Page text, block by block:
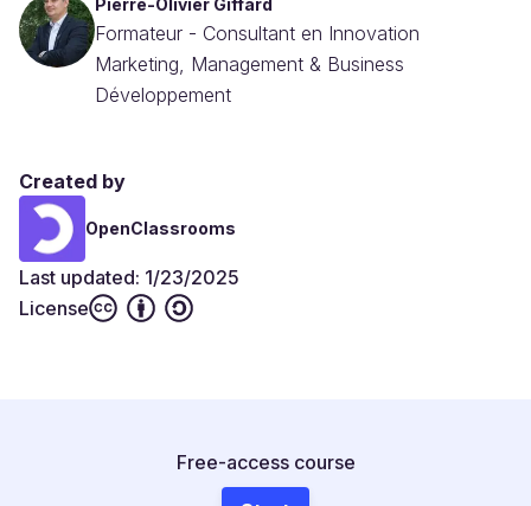
Pierre-Olivier Giffard
Formateur - Consultant en Innovation
Marketing, Management & Business
Développement
Created by
OpenClassrooms
Last updated: 1/23/2025
License
Free-access course